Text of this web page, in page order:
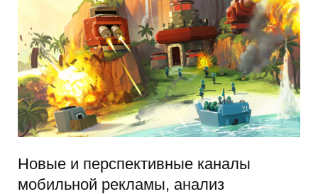
Новые и перспективные каналы
мобильной рекламы, анализ